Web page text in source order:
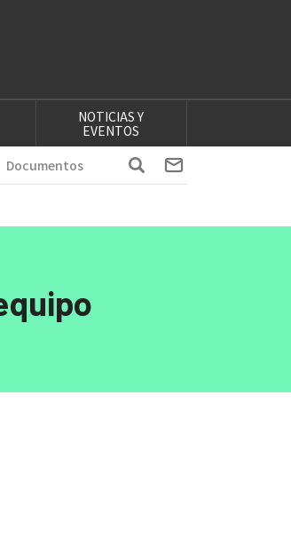
NOTICIAS Y
EVENTOS
Documentos